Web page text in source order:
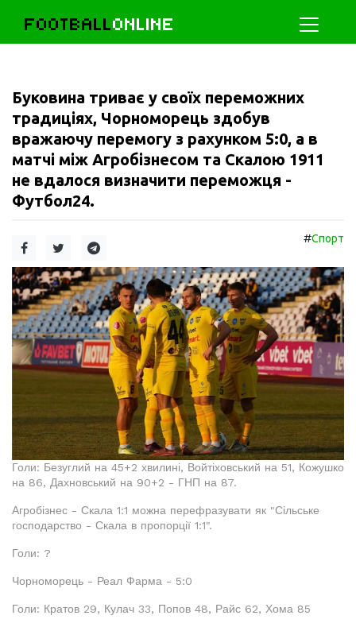
FOOTBALLONLINE
Буковина триває у своїх переможних
традиціях, Чорноморець здобув
вражаючу перемогу з рахунком 5:0, а в
матчі між Агробізнесом та Скалою 1911
не вдалося визначити переможця -
Футбол24.
#Спорт
Голи: Безуглий на 45+2 хвилині, Войтіховський на 51, Кожушко
на 86, Дахновський на 90+2 - ГНП на 87.
Агробізнес - Скала 1:1 можна перефразувати як "Сільське
господарство - Скала в пропорції 1:1".
Голи: ?
Чорноморець - Реал Фарма - 5:0
Голи: Кратов 29, Кулач 33, Попов 48, Райс 62, Хома 85